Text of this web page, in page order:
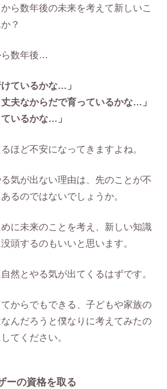
ら数年後の未来を考えて新しいこ
？
ら数年後…
けているかな…」
丈夫なからだで育っているかな…」
ているかな…」
ほど不安になってきますよね。
気が出ない理由は、先のことが不
るのではないでしょうか。
に未来のことを考え、新しい知識
頭するのもいいと思います。
然とやる気が出てくるはずです。
からでもできる、子どもや家族の
んだろうと僕なりに考えてみたの
てください。
ーの資格を取る